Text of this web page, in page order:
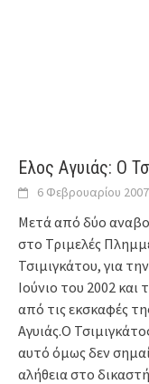
Ελος Αγυιάς: Ο
6 Φεβρουαρίου 2007
Μετά από δύο
στο Τριμελές
Τσιμιγκάτου, για
Ιούνιο του 2002
από τις εκσκαφές
Αγυιάς.Ο
αυτό όμως δεν
αλήθεια στο